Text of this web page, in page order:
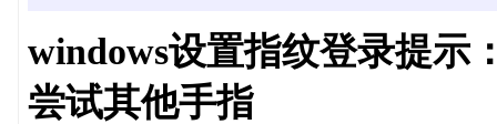
windows设置指纹登录提示
尝试其他手指